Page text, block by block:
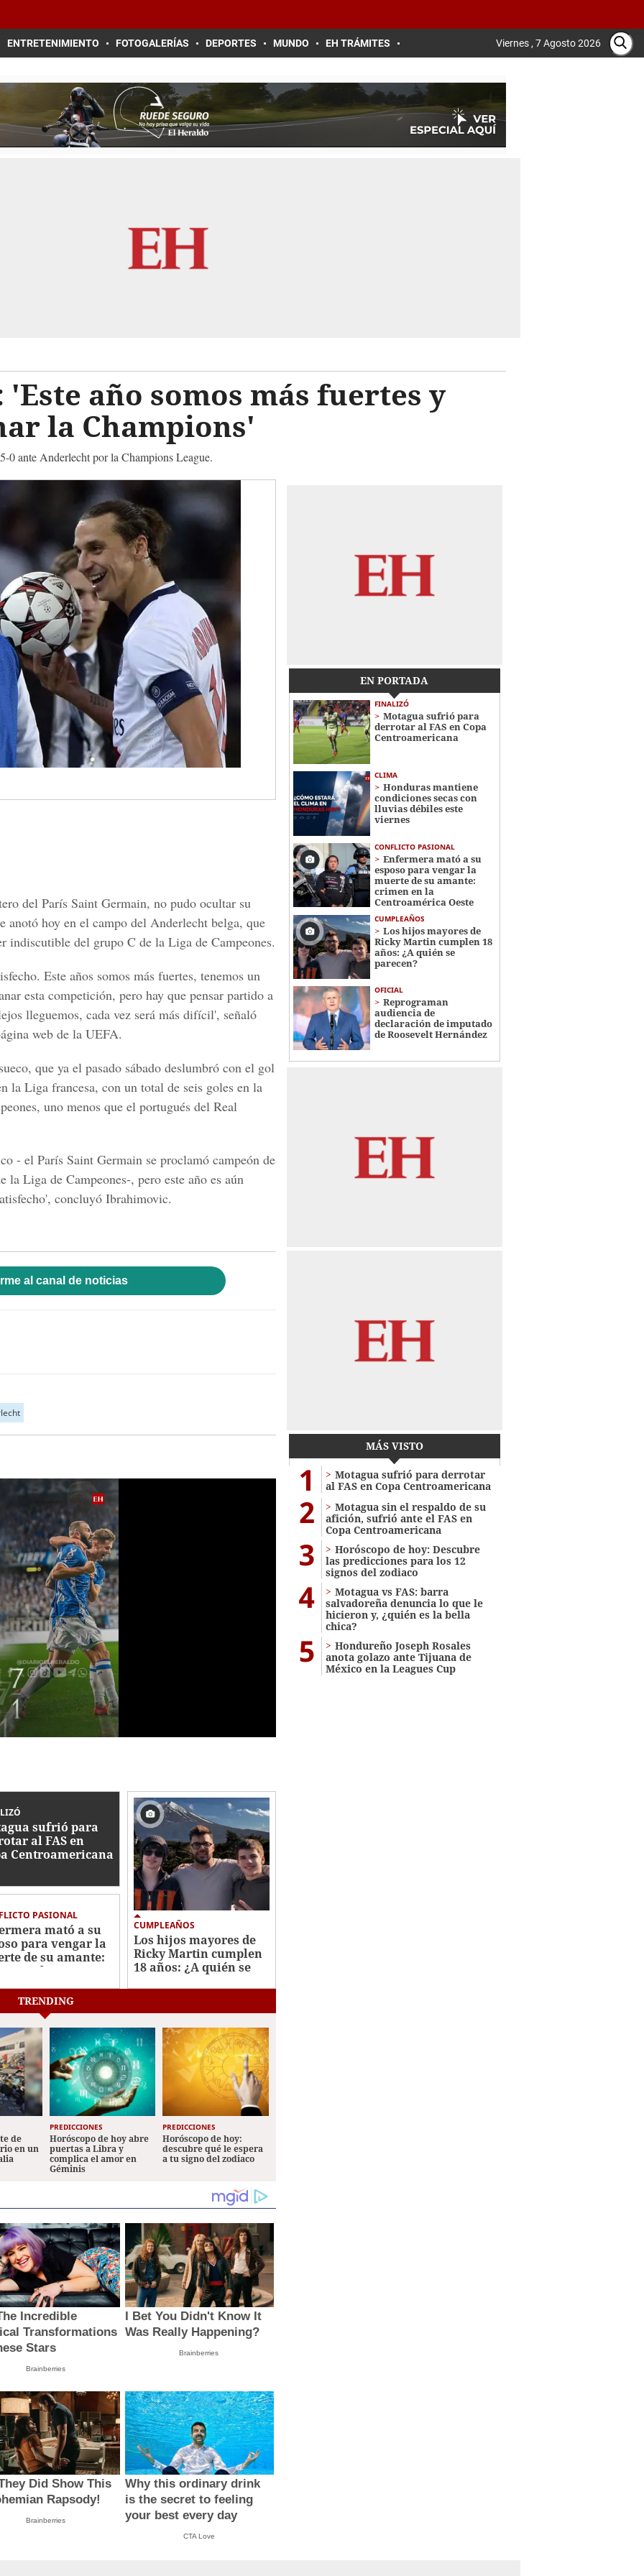
ENTRETENIMIENTO FOTOGALERÍAS DEPORTES MUNDO EH TRÁMITES Viernes , 7 Agosto 2026
año somos más fuertes y
la Champions'
0 ante Anderlecht por la Champions League.
del París Saint Germain, no pudo ocultar su
anotó hoy en el campo del Anderlecht belga, que
indiscutible del grupo C de la Liga de Campeones.
Este años somos más fuertes, tenemos un
esta competición, pero hay que pensar partido a
lleguemos, cada vez será más difícil', señaló
web de la UEFA.
que ya el pasado sábado deslumbró con el gol
la Liga francesa, con un total de seis goles en la
uno menos que el portugués del Real
- el París Saint Germain se proclamó campeón de
Liga de Campeones-, pero este año es aún
concluyó Ibrahimovic.
al canal de noticias
sufrió para
al FAS en
Centroamericana
PASIONAL
mató a su
para vengar la
de su amante:
en la
Oeste
CUMPLEAÑOS
Los hijos mayores de
Ricky Martin cumplen
18 años: ¿A quién se
EN PORTADA
FINALIZÓ
Motagua sufrió para
derrotar al FAS en Copa
Centroamericana
CLIMA
Honduras mantiene
condiciones secas con
lluvias débiles este
viernes
CONFLICTO PASIONAL
Enfermera mató a su
esposo para vengar la
muerte de su amante:
crimen en la
Centroamérica Oeste
CUMPLEAÑOS
Los hijos mayores de
Ricky Martin cumplen 18
años: ¿A quién se
parecen?
OFICIAL
Reprograman
audiencia de
declaración de imputado
de Roosevelt Hernández
MÁS VISTO
1
Motagua sufrió para derrotar
al FAS en Copa Centroamericana
2
Motagua sin el respaldo de su
afición, sufrió ante el FAS en
Copa Centroamericana
3
Horóscopo de hoy: Descubre
las predicciones para los 12
signos del zodiaco
4
Motagua vs FAS: barra
salvadoreña denuncia lo que le
hicieron y, ¿quién es la bella
chica?
5
Hondureño Joseph Rosales
anota golazo ante Tijuana de
México en la Leagues Cup
TRENDING
de
en un
PREDICCIONES
Horóscopo de hoy abre
puertas a Libra y
complica el amor en
Géminis
PREDICCIONES
Horóscopo de hoy:
descubre qué le espera
a tu signo del zodiaco
Incredible
Transformations
Stars
Brainberries
I Bet You Didn't Know It
Was Really Happening?
Brainberries
Did Show This
Rapsody!
Brainberries
Why this ordinary drink
is the secret to feeling
your best every day
CTA Love